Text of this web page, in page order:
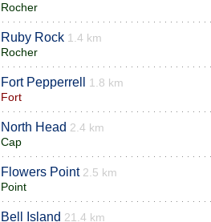
Rocher
Ruby Rock 1.4 km
Rocher
Fort Pepperrell
1.8 km
Fort
North Head 2.4 km
Cap
Flowers Point 2.5 km
Point
Bell Island 21.4 km